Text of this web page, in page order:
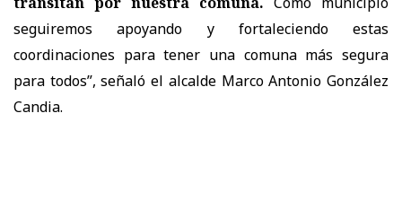
seguiremos apoyando y fortaleciendo estas
coordinaciones para tener una comuna más segura
para todos”, señaló el alcalde Marco Antonio González
Candia.